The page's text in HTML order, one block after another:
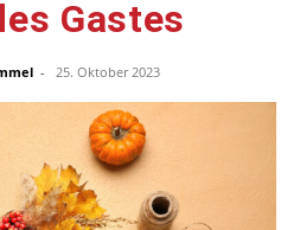
Gastes
- 25. Oktober 2023